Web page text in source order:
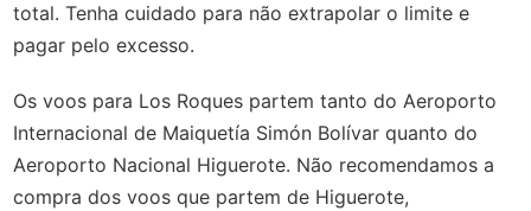
total. Tenha cuidado para não extrapolar o limite e
pagar pelo excesso.
Os voos para Los Roques partem tanto do Aeroporto
Internacional de Maiquetía Simón Bolívar quanto do
Aeroporto Nacional Higuerote. Não recomendamos a
compra dos voos que partem de Higuerote,